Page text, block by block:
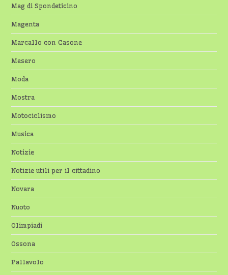
Mag di Spondeticino
Magenta
Marcallo con Casone
Mesero
Moda
Mostra
Motociclismo
Musica
Notizie
Notizie utili per il cittadino
Novara
Nuoto
Olimpiadi
Ossona
Pallavolo